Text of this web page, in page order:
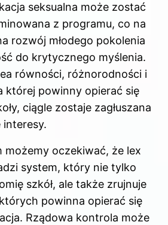
seksualna może zostać
z programu, co na
rozwój młodego pokolenia
do krytycznego myślenia.
równości, różnorodności i
której powinny opierać się
ciągle zostaje zagłuszana
możemy oczekiwać, że lex
system, który nie tylko
szkół, ale także zrujnuje
powinna opierać się
Rządowa kontrola może